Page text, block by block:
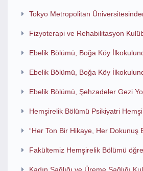
Tokyo Metropolitan
Fizyoterapi ve Rehabilitasyon
Ebelik Bölümü, Boğa Köy
Ebelik Bölümü, Boğa Köy
Ebelik Bölümü, Şehzadeler Gezi
Hemşirelik Bölümü Psikiyatri
“Her Ton Bir Hikaye, Her Dokunuş
Fakültemiz Hemşirelik Bölümü